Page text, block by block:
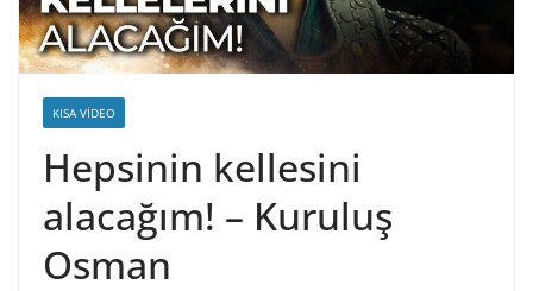
KISA VIDEO
Hepsinin kellesini
alacağım! – Kuruluş
Osman